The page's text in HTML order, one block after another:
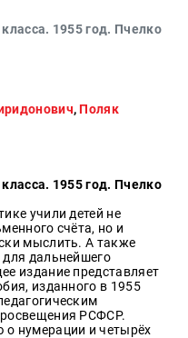
1955 год. Пчелко
, Поляк
1955 год. Пчелко
учили детей не
счёта, но и
мыслить. А также
дальнейшего
издание представляет
изданного в 1955
РСФСР.
нумерации и четырёх